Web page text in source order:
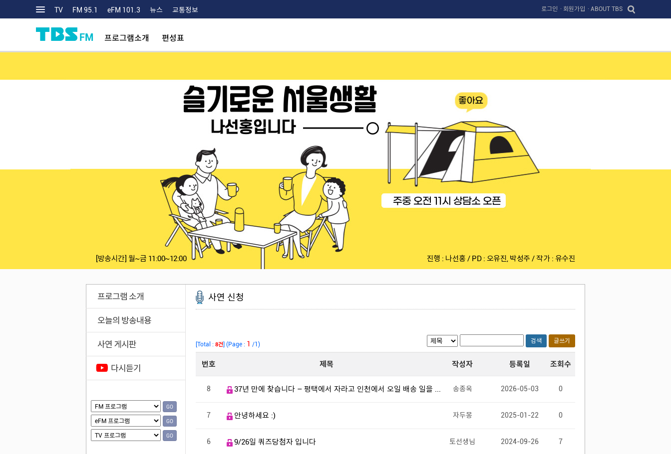
TV FM 95.1 eFM 101.3 뉴스 교통정보 로그인 · 회원가입 · ABOUT TBS
FM 프로그램소개 편성표
[방송시간] 월~금 11:00~12:00 진행 : 나선홍 / PD : 오유진, 박성주 / 작가 : 유수진
프로그램 소개
오늘의 방송내용
사연 게시판
다시듣기
GO
GO
GO
사연 신청